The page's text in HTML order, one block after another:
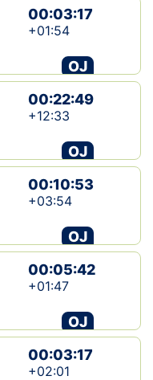
00:03:17
+01:54
OJ
00:22:49
+12:33
OJ
00:10:53
+03:54
OJ
00:05:42
+01:47
OJ
00:03:17
+02:01